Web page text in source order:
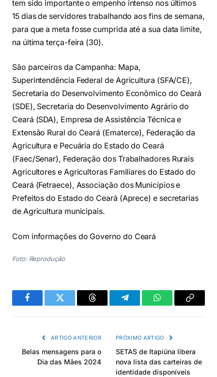
tem sido importante o empenho intenso nos últimos
15 dias de servidores trabalhando aos fins de semana,
para que a meta fosse cumprida até a sua data limite,
na última terça-feira (30).
São parceiros da Campanha: Mapa,
Superintendência Federal de Agricultura (SFA/CE),
Secretaria do Desenvolvimento Econômico do Ceará
(SDE), Secretaria do Desenvolvimento Agrário do
Ceará (SDA), Empresa de Assistência Técnica e
Extensão Rural do Ceará (Ematerce), Federação da
Agricultura e Pecuária do Estado do Ceará
(Faec/Senar), Federação dos Trabalhadores Rurais
Agricultores e Agricultoras Familiares do Estado do
Ceará (Fetraece), Associação dos Municípios e
Prefeitos do Estado do Ceará (Aprece) e secretarias
de Agricultura municipais.
Com informações do Governo do Ceará
Foto: Reprodução
FacebookTwitter Threads TelegramWhatsAppCopiar
ARTIGO ANTERIOR
Belas mensagens para o
Dia das Mães 2024
PRÓXIMO ARTIGO
SETAS de Itapiúna libera
nova lista das carteiras de
identidade disponíveis